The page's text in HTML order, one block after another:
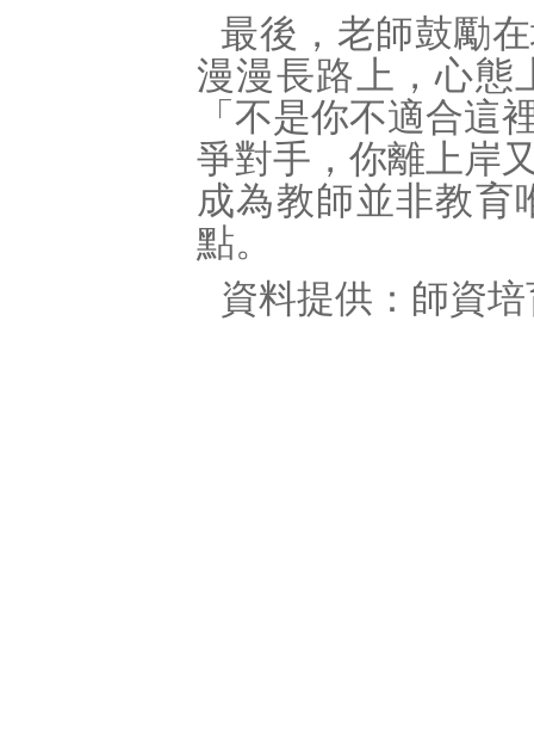
最後，老師鼓勵
漫漫長路上，心態
「不是你不適合這
爭對手，你離上岸
成為教師並非教育
點。
資料提供：師資